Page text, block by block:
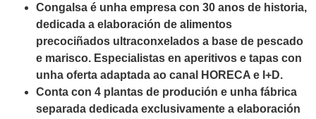
Congalsa é unha empresa con 30 anos de historia,
dedicada a elaboración de alimentos
precociñados ultraconxelados a base de pescado
e marisco. Especialistas en aperitivos e tapas con
unha oferta adaptada ao canal HORECA e I+D.
Conta con 4 plantas de produción e unha fábrica
separada dedicada exclusivamente a elaboración